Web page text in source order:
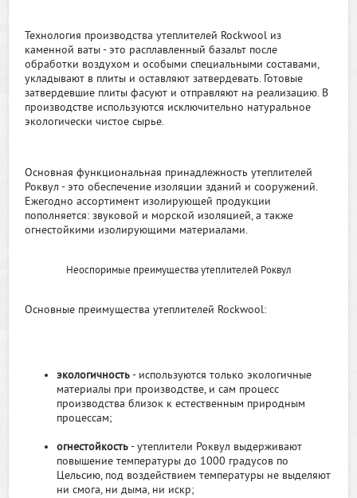
Технология производства утеплителей Rockwool из
каменной ваты - это расплавленный базальт после
обработки воздухом и особыми специальными составами,
укладывают в плиты и оставляют затвердевать. Готовые
затвердевшие плиты фасуют и отправляют на реализацию. В
производстве используются исключительно натуральное
экологически чистое сырье.
Основная функциональная принадлежность утеплителей
Роквул - это обеспечение изоляции зданий и сооружений.
Ежегодно ассортимент изолирующей продукции
пополняется: звуковой и морской изоляцией, а также
огнестойкими изолирующими материалами.
Неоспоримые преимущества утеплителей Роквул
Основные преимущества утеплителей Rockwool:
экологичность- используются только экологичные
материалы при производстве, и сам процесс
производства близок к естественным природным
процессам;
огнестойкость- утеплители Роквул выдерживают
повышение температуры до 1000 градусов по
Цельсию, под воздействием температуры не выделяют
ни смога, ни дыма, ни искр;